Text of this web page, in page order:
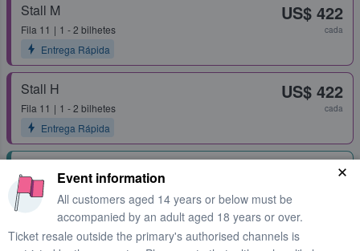
Stall M
Fila 11
1 - 2 bilhetes
Entrega Rápida
US$ 422
cada
Stall H
Fila 11
1 - 2 bilhetes
Entrega Rápida
US$ 422
cada
Fila 1
1 - 4 bilhetes
Entrega Rápida
US$ 575
Grand Tier Box 32
Event information
All customers aged 14 years or below must be
accompanied by an adult aged 18 years or over.
Ticket resale outside the primary's authorised channels is